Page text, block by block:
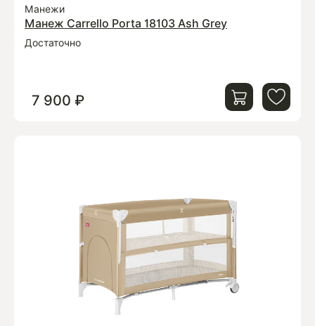
Манежи
Манеж Carrello Porta 18103 Ash Grey
Достаточно
7 900 ₽